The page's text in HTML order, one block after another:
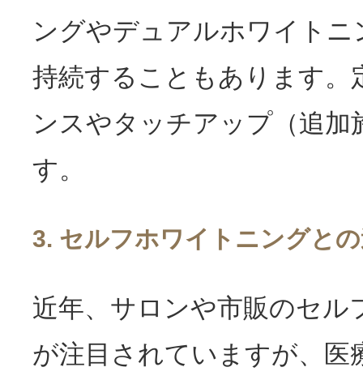
ングやデュアルホワイトニ
持続することもあります。
ンスやタッチアップ（追加
す。
3. セルフホワイトニングと
近年、サロンや市販のセル
が注目されていますが、医